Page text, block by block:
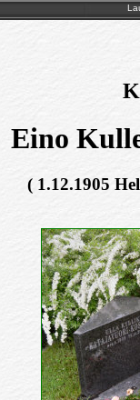
Eino
( 1.12.1905